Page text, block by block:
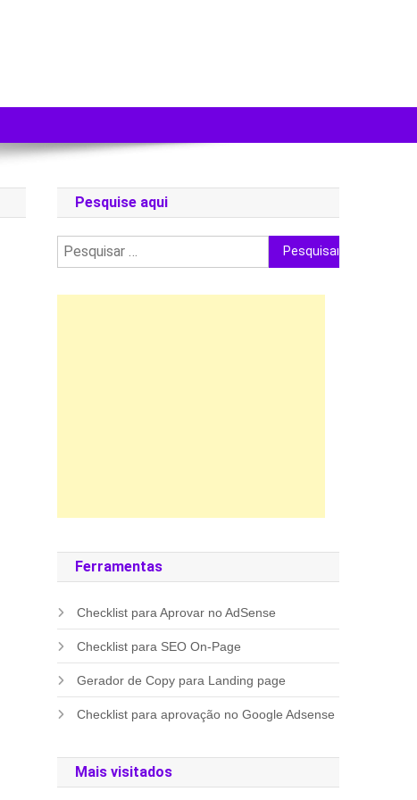
Pesquise aqui
Pesquisar
por:
Ferramentas
Checklist para Aprovar no AdSense
Checklist para SEO On-Page
Gerador de Copy para Landing page
Checklist para aprovação no Google Adsense
Mais visitados